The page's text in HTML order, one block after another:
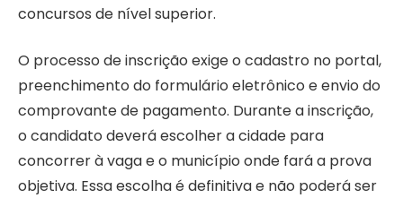
concursos de nível superior.
O processo de inscrição exige o cadastro no portal,
preenchimento do formulário eletrônico e envio do
comprovante de pagamento. Durante a inscrição,
o candidato deverá escolher a cidade para
concorrer à vaga e o município onde fará a prova
objetiva. Essa escolha é definitiva e não poderá ser